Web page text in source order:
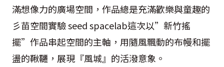
滿想像力的廣場空間，作品總是充滿歡樂與童趣的
彡苗空間實驗seed spacelab這次以” 新竹搖
擺” 作品串起空間的主軸，用隨風飄動的布幔和擺
盪的鞦韆，展現『風城』的活潑意象。